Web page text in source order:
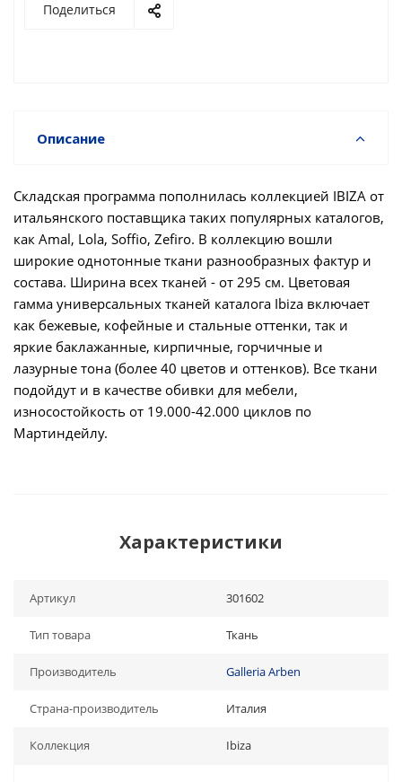
Поделиться
Описание
Складская программа пополнилась коллекцией IBIZA от
итальянского поставщика таких популярных каталогов,
как Amal, Lola, Soffio, Zefiro. В коллекцию вошли
широкие однотонные ткани разнообразных фактур и
состава. Ширина всех тканей - от 295 см. Цветовая
гамма универсальных тканей каталога Ibiza включает
как бежевые, кофейные и стальные оттенки, так и
яркие баклажанные, кирпичные, горчичные и
лазурные тона (более 40 цветов и оттенков). Все ткани
подойдут и в качестве обивки для мебели,
износостойкость от 19.000-42.000 циклов по
Мартиндейлу.
Характеристики
Артикул 301602
Тип товара Ткань
Производитель Galleria Arben
Страна-производитель Италия
Коллекция Ibiza